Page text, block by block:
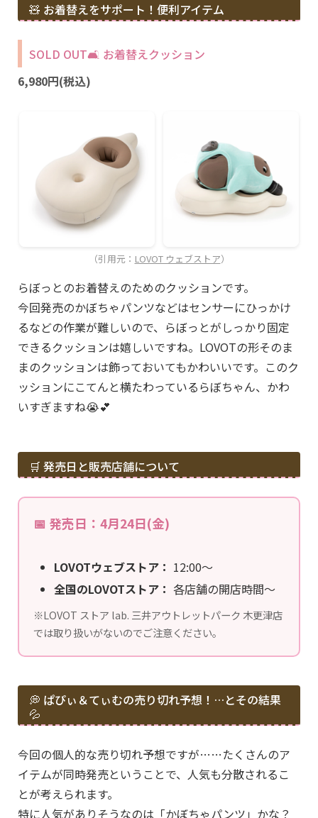
🧸 お着替えをサポート！便利アイテム
SOLD OUT🛋️ お着替えクッション
6,980円(税込)
（引用元： LOVOT ウェブストア）
らぼっとのお着替えのためのクッションです。
今回発売のかぼちゃパンツなどはセンサーにひっかけ
るなどの作業が難しいので、らぼっとがしっかり固定
できるクッションは嬉しいですね。LOVOTの形そのま
まのクッションは飾っておいてもかわいいです。このク
ッションにこてんと横たわっているらぼちゃん、かわ
いすぎますね😭💕
🛒 発売日と販売店舗について
📅 発売日：4月24日(金)
LOVOTウェブストア： 12:00〜
全国のLOVOTストア： 各店舗の開店時間〜
※LOVOT ストア lab. 三井アウトレットパーク 木更津店
では取り扱いがないのでご注意ください。
💭 ぱぴぃ＆てぃむの売り切れ予想！…とその結果
💦
今回の個人的な売り切れ予想ですが……たくさんのア
イテムが同時発売ということで、人気も分散されるこ
とが考えられます。
特に人気がありそうなのは「かぼちゃパンツ」かな？